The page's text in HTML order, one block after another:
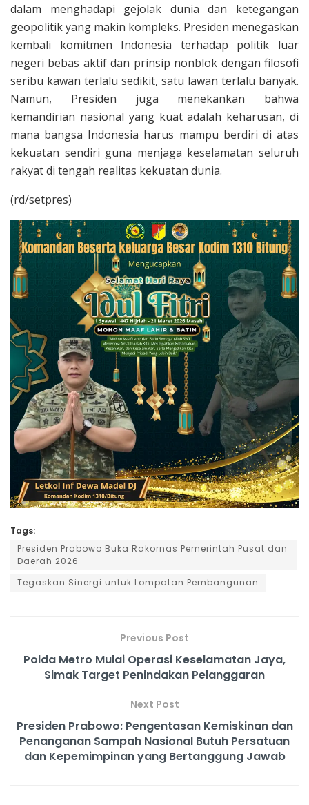
dalam menghadapi gejolak dunia dan ketegangan
geopolitik yang makin kompleks. Presiden menegaskan
kembali komitmen Indonesia terhadap politik luar
negeri bebas aktif dan prinsip nonblok dengan filosofi
seribu kawan terlalu sedikit, satu lawan terlalu banyak.
Namun, Presiden juga menekankan bahwa
kemandirian nasional yang kuat adalah keharusan, di
mana bangsa Indonesia harus mampu berdiri di atas
kekuatan sendiri guna menjaga keselamatan seluruh
rakyat di tengah realitas kekuatan dunia.
(rd/setpres)
Tags:
Presiden Prabowo Buka Rakornas Pemerintah Pusat dan
Daerah 2026
Tegaskan Sinergi untuk Lompatan Pembangunan
Previous Post
Polda Metro Mulai Operasi Keselamatan Jaya,
Simak Target Penindakan Pelanggaran
Next Post
Presiden Prabowo: Pengentasan Kemiskinan dan
Penanganan Sampah Nasional Butuh Persatuan
dan Kepemimpinan yang Bertanggung Jawab